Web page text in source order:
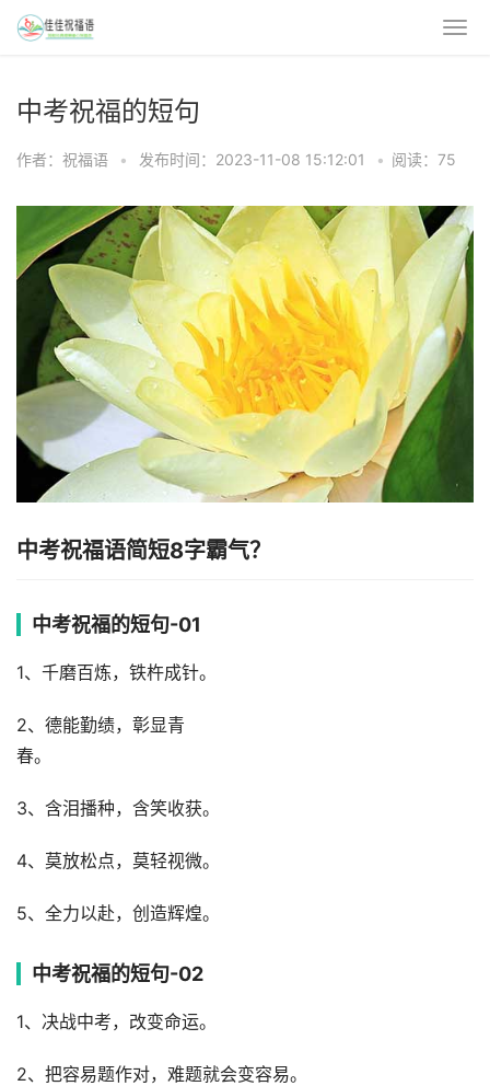
中考祝福的短句
作者：祝福语 • 发布时间：2023-11-08 15:12:01 • 阅读：75
中考祝福语简短8字霸气？
中考祝福的短句-01
1、千磨百炼，铁杵成针。
2、德能勤绩，彰显青
春。
3、含泪播种，含笑收获。
4、莫放松点，莫轻视微。
5、全力以赴，创造辉煌。
中考祝福的短句-02
1、决战中考，改变命运。
2、把容易题作对，难题就会变容易。